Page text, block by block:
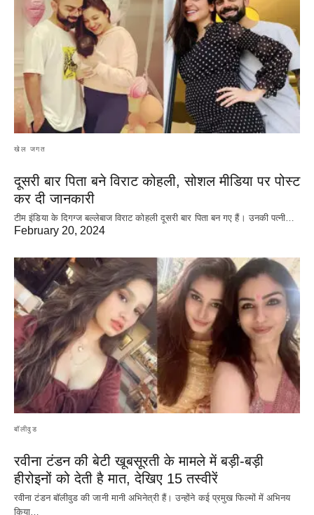
खेल जगत
दूसरी बार‌ पिता बने विराट कोहली, सोशल मीडिया पर पोस्ट
कर दी‌ जानकारी
टीम इंडिया के दिगग्ज बल्लेबाज विराट कोहली दूसरी बार पिता बन गए हैं। उनकी पत्नी…
February 20, 2024
बॉलीवुड
रवीना टंडन की बेटी खूबसूरती के मामले में बड़ी-बड़ी
हीरोइनों को देती है मात, देखिए 15 तस्वीरें
रवीना टंडन बॉलीवुड की जानी मानी अभिनेत्री हैं। उन्होंने कई प्रमुख फिल्मों में अभिनय
किया…